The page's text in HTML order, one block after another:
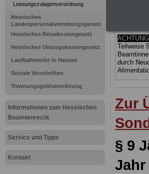
Leistungszulagenverordnung
Hessisches
Landespersonalvertretungsgesetz
Hessisches Reisekostengesetz
Hessisches Umzugskostengesetz
Laufbahnrecht in Hessen
Soziale Vorschriften
Trennungsgeldverordnung
Informationen zum Hessischen
Beamtenrecht
Service und Tipps
Kontakt
Teilweise
durch
Zur
§ 9
Jahr